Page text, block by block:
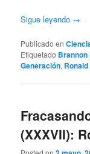
Sigue leyendo →
Publicado en
Etiquetado Brannon
Generación,
(XXXVII):